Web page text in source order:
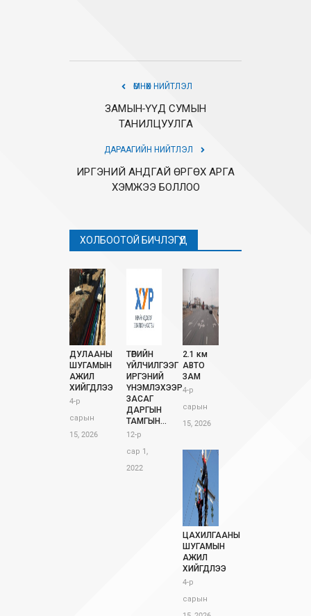
ӨМНӨХ НИЙТЛЭЛ
ЗАМЫН-ҮҮД СУМЫН
ТАНИЛЦУУЛГА
ДАРААГИЙН НИЙТЛЭЛ
ИРГЭНИЙ АНДГАЙ ӨРГӨХ АРГА
ХЭМЖЭЭ БОЛЛОО
ХОЛБООТОЙ БИЧЛЭГҮҮД
ДУЛААНЫ
ШУГАМЫН
АЖИЛ
ХИЙГДЛЭЭ
4-р
сарын
15, 2026
ТӨРИЙН
ҮЙЛЧИЛГЭЭГ
ИРГЭНИЙ
ҮНЭМЛЭХЭЭР
ЗАСАГ
ДАРГЫН
ТАМГЫН...
12-р
сар 1,
2022
2.1 км
АВТО
ЗАМ
4-р
сарын
15, 2026
ЦАХИЛГААНЫ
ШУГАМЫН
АЖИЛ
ХИЙГДЛЭЭ
4-р
сарын